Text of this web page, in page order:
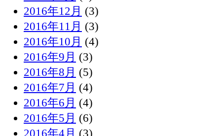
2016年12月 (3)
2016年11月 (3)
2016年10月 (4)
2016年9月 (3)
2016年8月 (5)
2016年7月 (4)
2016年6月 (4)
2016年5月 (6)
2016年4月 (3)